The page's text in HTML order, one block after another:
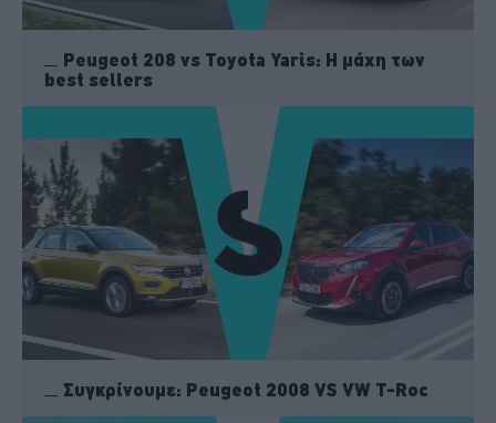
Peugeot 208 vs Toyota Yaris: H μάχη των
best sellers
Συγκρίνουμε: Peugeot 2008 VS VW T-Roc